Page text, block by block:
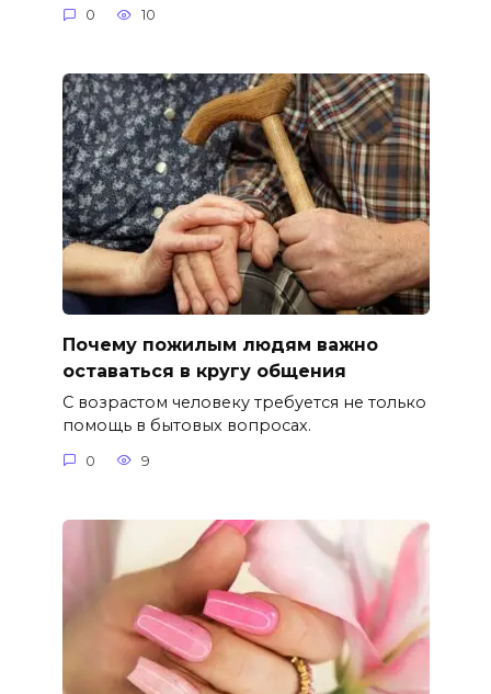
0 10
Почему пожилым людям важно
оставаться в кругу общения
С возрастом человеку требуется не только
помощь в бытовых вопросах.
0 9